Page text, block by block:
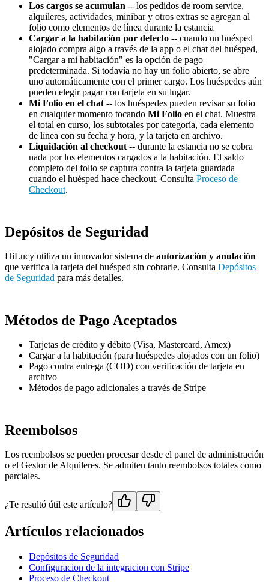
Los cargos se acumulan -- los pedidos de room service,
alquileres, actividades, minibar y otros extras se agregan al
folio como elementos de línea durante la estancia
Cargar a la habitación por defecto -- cuando un huésped
alojado compra algo a través de la app o el chat del huésped,
"Cargar a mi habitación" es la opción de pago
predeterminada. Si todavía no hay un folio abierto, se abre
uno automáticamente con el primer cargo. Los huéspedes aún
pueden elegir pagar con tarjeta en su lugar.
Mi Folio en el chat -- los huéspedes pueden revisar su folio
en cualquier momento tocando Mi Folio en el chat. Muestra
el total en curso, los subtotales por categoría, cada elemento
de línea con su fecha y hora, y la tarjeta en archivo.
Liquidación al checkout -- durante la estancia no se cobra
nada por los elementos cargados a la habitación. El saldo
completo del folio se captura contra la tarjeta guardada
cuando el huésped hace checkout. Consulta Proceso de
Checkout.
Depósitos de Seguridad
HiLucy utiliza un innovador sistema de autorización y anulación
que verifica la tarjeta del huésped sin cobrarle. Consulta Depósitos
de Seguridad para más detalles.
Métodos de Pago Aceptados
Tarjetas de crédito y débito (Visa, Mastercard, Amex)
Cargar a la habitación (para huéspedes alojados con un folio)
Pago contra entrega (COD) con verificación de tarjeta en
archivo
Métodos de pago adicionales a través de Stripe
Reembolsos
Los reembolsos se pueden procesar desde el panel de administración
o el Gestor de Alquileres. Se admiten tanto reembolsos totales como
parciales.
¿Te resultó útil este artículo?
Artículos relacionados
Depósitos de Seguridad
Configuracion de la integracion con Stripe
Proceso de Checkout